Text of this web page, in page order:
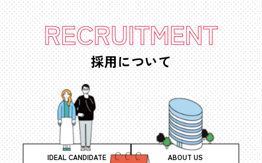
RECRUITMENT
採用について
IDEAL CANDIDATE ABOUT US